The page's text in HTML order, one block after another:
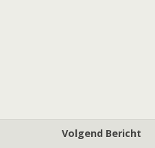
Volgend Bericht